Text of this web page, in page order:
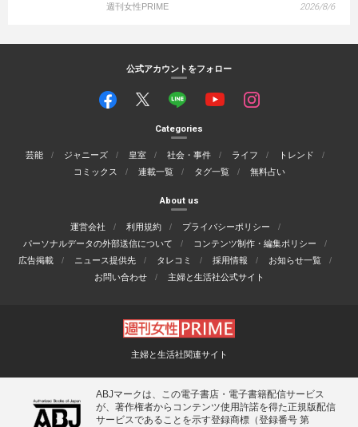
週刊女性PRIME 2026/8/6
公式アカウントをフォロー
Categories
芸能 ジャニーズ 皇室 社会・事件 ライフ
トレンド
コミックス
連載一覧 タグ一覧 無料占い
About us
運営会社 利用規約
プライバシーポリシー
パーソナルデータの外部送信について
コンテンツ制作・編集ポリシー
広告掲載
ニュース提供先 タレコミ 採用情報
お知らせ一覧
お問い合わせ
主婦と生活社公式サイト
主婦と生活社関連サイト
ABJマークは、この電子書店・電子書籍配信サービス
が、著作権者からコンテンツ使用許諾を得た正規版配信
サービスであることを示す登録商標（登録番号 第